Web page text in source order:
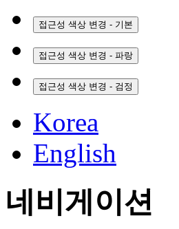
접근성 색상 변경 - 기본
접근성 색상 변경 - 파랑
접근성 색상 변경 - 검정
Korea
English
네비게이션